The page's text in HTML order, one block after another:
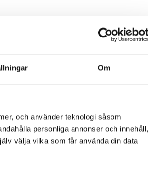
Om
och använder teknologi såsom
personliga annonser och innehåll,
välja vilka som får använda din data
06-10